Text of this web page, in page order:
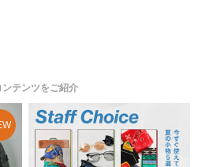
テンツをご紹介